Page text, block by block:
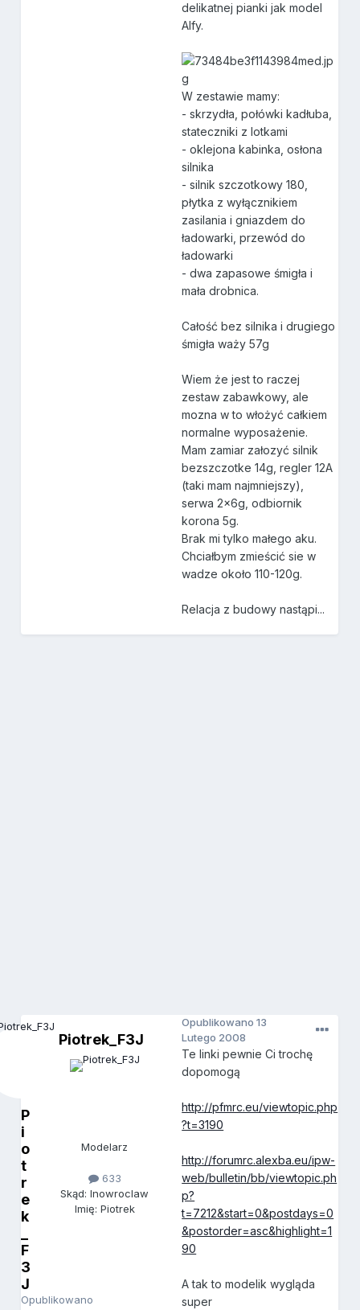
delikatnej pianki jak model
Alfy.
W zestawie mamy:
- skrzydła, połówki kadłuba,
stateczniki z lotkami
- oklejona kabinka, osłona
silnika
- silnik szczotkowy 180,
płytka z wyłącznikiem
zasilania i gniazdem do
ładowarki, przewód do
ładowarki
- dwa zapasowe śmigła i
mała drobnica.
Całość bez silnika i drugiego
śmigła waży 57g
Wiem że jest to raczej
zestaw zabawkowy, ale
mozna w to włożyć całkiem
normalne wyposażenie.
Mam zamiar załozyć silnik
bezszczotke 14g, regler 12A
(taki mam najmniejszy),
serwa 2x6g, odbiornik
korona 5g.
Brak mi tylko małego aku.
Chciałbym zmieścić sie w
wadze około 110-120g.
Relacja z budowy nastąpi...
P
i
o
t
r
e
k
F
3
J
Opublikowano
Piotrek_F3J
Modelarz
633
Skąd: Inowroclaw
Imię: Piotrek
Opublikowano13
Lutego 2008
Te linki pewnie Ci trochę
dopomogą
http://pfmrc.eu/viewtopic.php
?t=3190
http://forumrc.alexba.eu/ipw-
web/bulletin/bb/viewtopic.ph
p?
t=7212&start=0&postdays=0
&postorder=asc&highlight=1
90
A tak to modelik wygląda
super